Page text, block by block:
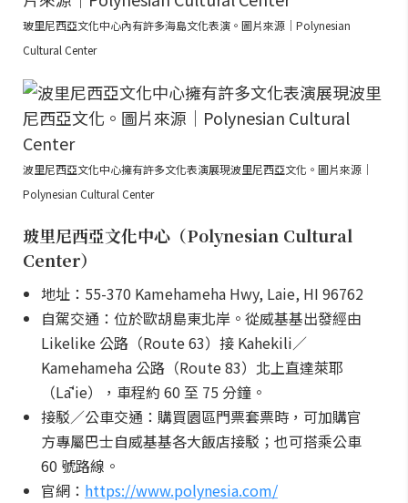
玻里尼西亞文化中心內有許多海島文化表演。圖片來源｜Polynesian
Cultural Center
波里尼西亞文化中心擁有許多文化表演展現波里尼西亞文化。圖片來源｜
Polynesian Cultural Center
玻里尼西亞文化中心（Polynesian Cultural
Center）
地址：55-370 Kamehameha Hwy, Laie, HI 96762
自駕交通：位於歐胡島東北岸。從威基基出發經由
Likelike 公路（Route 63）接 Kahekili／
Kamehameha 公路（Route 83）北上直達萊耶
（Lāʻie），車程約 60 至 75 分鐘。
接駁／公車交通：購買園區門票套票時，可加購官
方專屬巴士自威基基各大飯店接駁；也可搭乘公車
60 號路線。
官網： https://www.polynesia.com/